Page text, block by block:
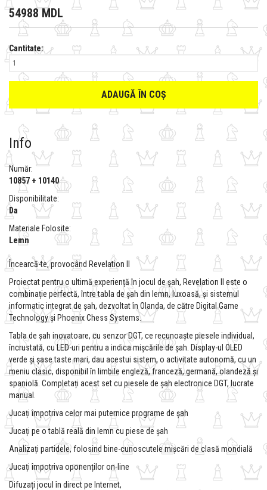
54988 MDL
Cantitate:
ADAUGĂ ÎN COȘ
Info
Număr:
10857 + 10140
Disponibilitate:
Da
Materiale Folosite:
Lemn
Încearcă-te, provocând Revelation II
Proiectat pentru o ultimă experiență în jocul de șah, Revelation II este o
combinație perfectă, între tabla de șah din lemn, luxoasă, și sistemul
informatic integrat de șah, dezvoltat în Olanda, de către Digital Game
Technology și Phoenix Chess Systems.
Tabla de șah inovatoare, cu senzor DGT, ce recunoaște piesele individual,
încrustată, cu LED-uri pentru a indica mișcările de șah. Display-ul OLED
verde și șase taste mari, dau acestui sistem, o activitate autonomă, cu un
meniu clasic, disponibil în limbile engleză, franceză, germană, olandeză și
spaniolă. Completați acest set cu piesele de șah electronice DGT, lucrate
manual.
Jucați împotriva celor mai puternice programe de șah
Jucați pe o tablă reală din lemn cu piese de șah
Analizați partidele, folosind bine-cunoscutele mișcări de clasă mondială
Jucați împotriva oponenților on-line
Difuzați jocul în direct pe Internet,